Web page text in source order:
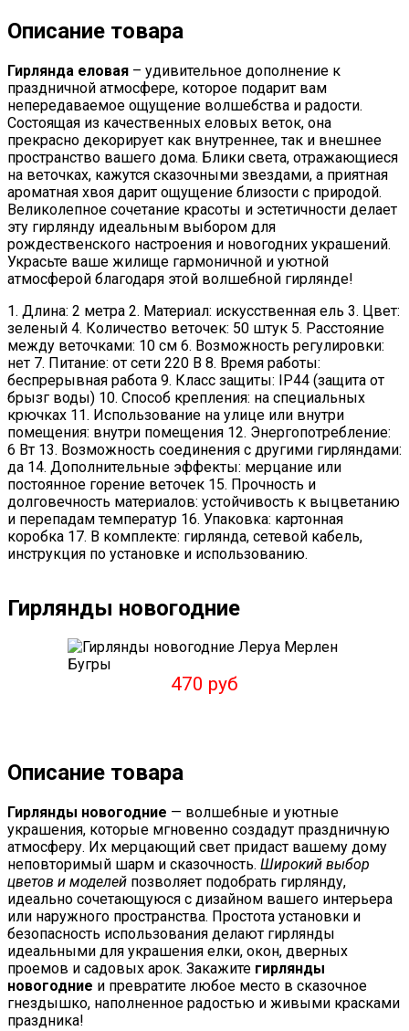
Описание товара
Гирлянда еловая – удивительное дополнение к
праздничной атмосфере, которое подарит вам
непередаваемое ощущение волшебства и радости.
Состоящая из качественных еловых веток, она
прекрасно декорирует как внутреннее, так и внешнее
пространство вашего дома. Блики света, отражающиеся
на веточках, кажутся сказочными звездами, а приятная
ароматная хвоя дарит ощущение близости с природой.
Великолепное сочетание красоты и эстетичности делает
эту гирлянду идеальным выбором для
рождественского настроения и новогодних украшений.
Украсьте ваше жилище гармоничной и уютной
атмосферой благодаря этой волшебной гирлянде!
1. Длина: 2 метра 2. Материал: искусственная ель 3. Цвет:
зеленый 4. Количество веточек: 50 штук 5. Расстояние
между веточками: 10 см 6. Возможность регулировки:
нет 7. Питание: от сети 220 В 8. Время работы:
беспрерывная работа 9. Класс защиты: IP44 (защита от
брызг воды) 10. Способ крепления: на специальных
крючках 11. Использование на улице или внутри
помещения: внутри помещения 12. Энергопотребление:
6 Вт 13. Возможность соединения с другими гирляндами:
да 14. Дополнительные эффекты: мерцание или
постоянное горение веточек 15. Прочность и
долговечность материалов: устойчивость к выцветанию
и перепадам температур 16. Упаковка: картонная
коробка 17. В комплекте: гирлянда, сетевой кабель,
инструкция по установке и использованию.
Гирлянды новогодние
470 руб
Описание товара
Гирлянды новогодние — волшебные и уютные
украшения, которые мгновенно создадут праздничную
атмосферу. Их мерцающий свет придаст вашему дому
неповторимый шарм и сказочность. Широкий выбор
цветов и моделей позволяет подобрать гирлянду,
идеально сочетающуюся с дизайном вашего интерьера
или наружного пространства. Простота установки и
безопасность использования делают гирлянды
идеальными для украшения елки, окон, дверных
проемов и садовых арок. Закажите гирлянды
новогодние и превратите любое место в сказочное
гнездышко, наполненное радостью и живыми красками
праздника!